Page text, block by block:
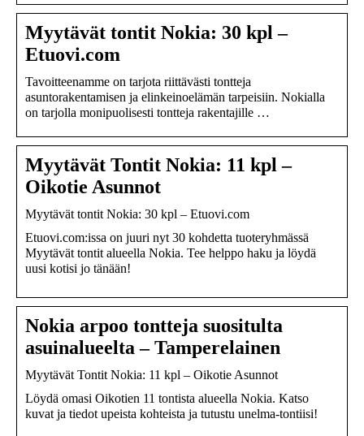
Myytävät tontit Nokia: 30 kpl –
Etuovi.com
Tavoitteenamme on tarjota riittävästi tontteja
asuntorakentamisen ja elinkeinoelämän tarpeisiin. Nokialla
on tarjolla monipuolisesti tontteja rakentajille …
Myytävät Tontit Nokia: 11 kpl –
Oikotie Asunnot
Myytävät tontit Nokia: 30 kpl – Etuovi.com
Etuovi.com:issa on juuri nyt 30 kohdetta tuoteryhmässä
Myytävät tontit alueella Nokia. Tee helppo haku ja löydä
uusi kotisi jo tänään!
Nokia arpoo tontteja suositulta
asuinalueelta – Tamperelainen
Myytävät Tontit Nokia: 11 kpl – Oikotie Asunnot
Löydä omasi Oikotien 11 tontista alueella Nokia. Katso
kuvat ja tiedot upeista kohteista ja tutustu unelma-tontiisi!